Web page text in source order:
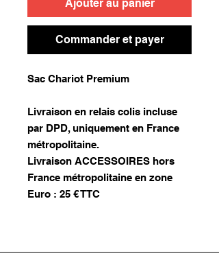
Ajouter au panier
Commander et payer
Sac Chariot Premium
Livraison en relais colis incluse
par DPD, uniquement en France
métropolitaine.
Livraison ACCESSOIRES hors
France métropolitaine en zone
Euro : 25 € TTC